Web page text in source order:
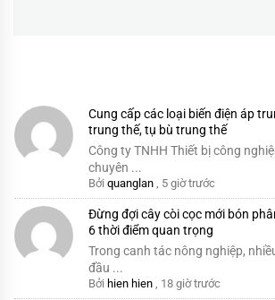
Cung cấp các loại biến điện áp
trung thế, tụ bù trung thế
Công ty TNHH Thiết bị công
chuyên ...
Bởiquanglan 5 giờ trước
Đừng đợi cây còi cọc mới bón
6 thời điểm quan trọng
Trong canh tác nông nghiệp,
đầu ...
Bởihien hien 18 giờ trước